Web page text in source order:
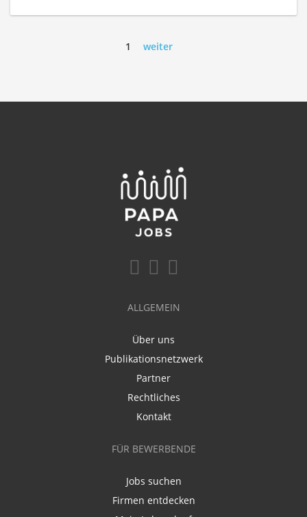
1 weiter
ALLGEMEIN
Über uns
Publikationsnetzwerk
Partner
Rechtliches
Kontakt
FÜR BEWERBENDE
Jobs suchen
Firmen entdecken